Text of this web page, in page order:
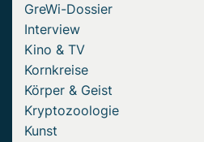
GreWi-Dossier
Interview
Kino & TV
Kornkreise
Körper & Geist
Kryptozoologie
Kunst